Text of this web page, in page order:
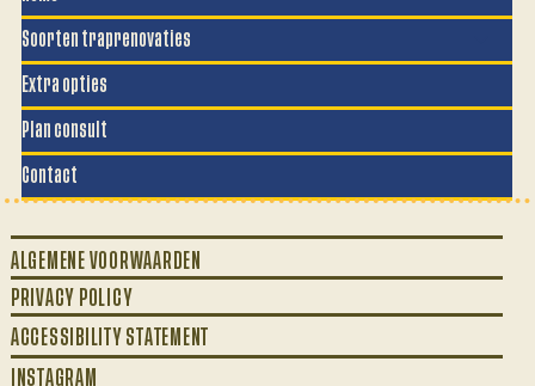
Soorten traprenovaties
Extra opties
Plan consult
Contact
ALGEMENE VOORWAARDEN
PRIVACY POLICY
ACCESSIBILITY STATEMENT
INSTAGRAM